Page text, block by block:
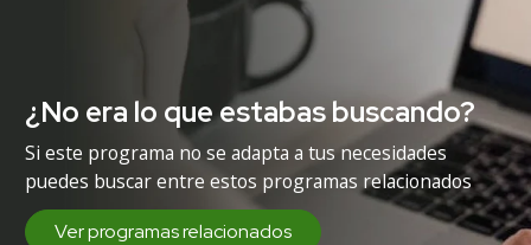
¿No era lo que estabas buscando?
Si este programa no se adapta a tus necesidades
puedes buscar entre estos programas relacionados
Ver programas relacionados